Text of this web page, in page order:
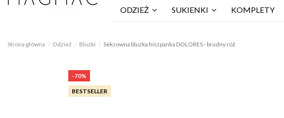
ODZIEŻ SUKIENKI KOMPLETY
Strona główna Odzież Bluzki Seksowna bluzka hiszpanka DOLORES - brudny róż
-70%
BESTSELLER